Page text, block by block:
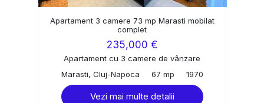
Apartament 3 camere 73 mp Marasti mobilat
complet
235,000 €
Apartament cu 3 camere de vânzare
Marasti, Cluj-Napoca
67 mp 1970
Vezi mai multe detalii